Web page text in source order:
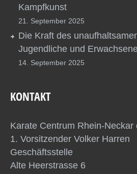
Kampfkunst
21. September 2025
Die Kraft des
Jugendliche und
14. September 2025
KONTAKT
Karate Centrum Rhein-Neckar
1. Vorsitzender Volker Harren
Geschäftsstelle
Alte Heerstrasse 6